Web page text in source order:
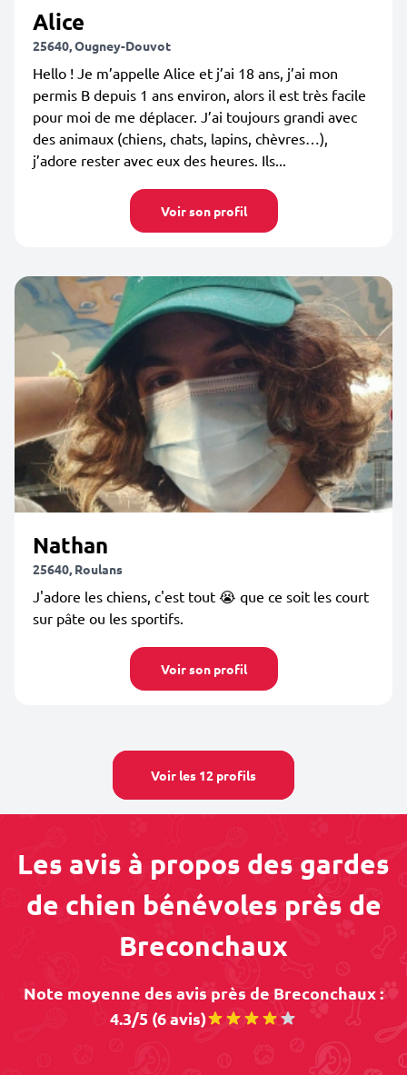
Alice
25640, Ougney-Douvot
Hello ! Je m’appelle Alice et j’ai 18 ans, j’ai mon
permis B depuis 1 ans environ, alors il est très facile
pour moi de me déplacer. J’ai toujours grandi avec
des animaux (chiens, chats, lapins, chèvres…),
j’adore rester avec eux des heures. Ils...
Voir son profil
Nathan
25640, Roulans
J'adore les chiens, c'est tout 😭 que ce soit les court
sur pâte ou les sportifs.
Voir son profil
Voir les 12 profils
Les avis à propos des gardes
de chien bénévoles près de
Breconchaux
Note moyenne des avis près de Breconchaux :
4.3/5 (6 avis)